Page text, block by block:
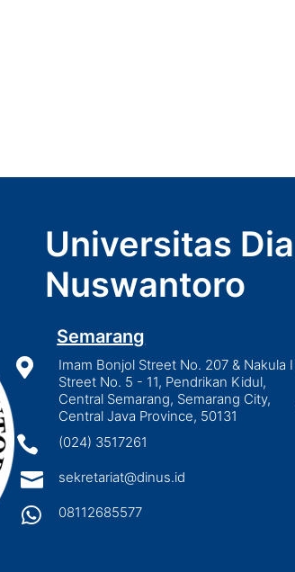
Universitas
Nuswantoro
Semarang

Imam Bonjol Street No. 207 & Nakula I
Street No. 5 - 11, Pendrikan Kidul,
Central Semarang, Semarang City,
Central Java Province, 50131
 (024) 3517261
 sekretariat@dinus.id
 08112685577